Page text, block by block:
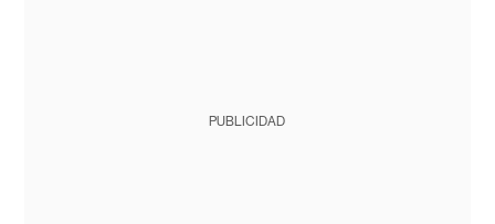
PUBLICIDAD